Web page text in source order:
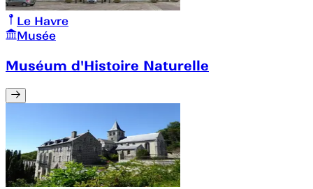
Le Havre
Musée
Muséum d'Histoire Naturelle